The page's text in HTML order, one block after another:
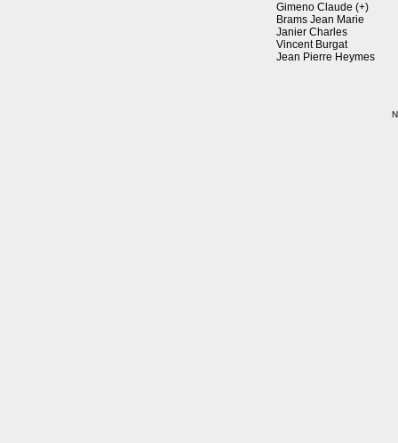
Gimeno Claude (+)
Brams Jean Marie
Janier Charles
Vincent Burgat
Jean Pierre Heymes